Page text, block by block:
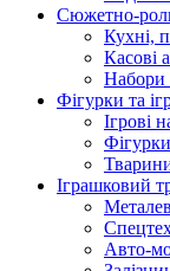
Сюжетно-
Кухні,
Касові
Набори
Фігурки та
Ігрові
Іграшковий
Авто-